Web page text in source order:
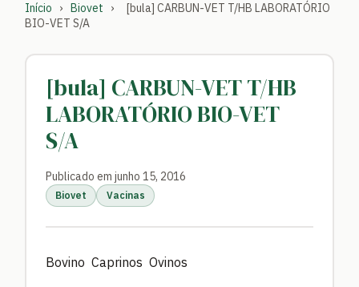
Início › Biovet ›
[bula] CARBUN-VET T/HB LABORATÓRIO
BIO-VET S/A
[bula] CARBUN-VET T/HB
LABORATÓRIO BIO-VET
S/A
Publicado em junho 15, 2016
Biovet Vacinas
Bovino Caprinos Ovinos